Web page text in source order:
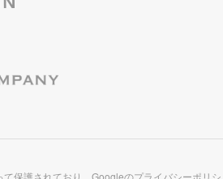
て保護されており、Googleのプライバシーポリシ